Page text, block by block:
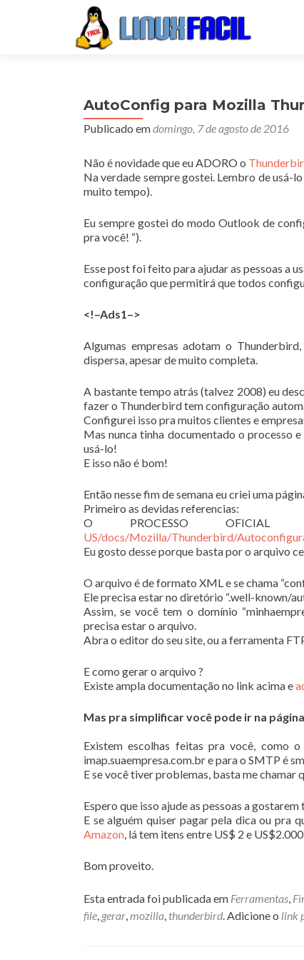
AutoConfig para Mozilla
Publicado emdomingo, 7 de agosto de 2016
Não é novidade que eu ADORO o
Na verdade sempre gostei. Lembro de usá-
muito tempo).
Eu sempre gostei do modo Outlook de
pra você! “).
Esse post foi feito para ajudar as pessoas a
configuração que permitirá que todos
<!–Ads1–>
Algumas empresas adotam o
dispersa, apesar de muito completa.
A bastante tempo atrás (talvez 2008) eu
fazer o Thunderbird tem configuração
Configurei isso pra muitos clientes e
Mas nunca tinha documentado o processo
usá-lo!
E isso não é bom!
Então nesse fim de semana eu criei uma
Primeiro as devidas referencias:
O PROCESSO
US/docs/Mozilla/Thunderbird/
Eu gosto desse porque basta por o arquivo
O arquivo é de formato XML e se chama
Ele precisa estar no diretório “.well-known/
Assim, se você tem o domínio
precisa estar o arquivo.
Abra o editor do seu site, ou a ferramenta
E como gerar o arquivo ?
Existe ampla documentação no link acima e
Mas pra simplificar você pode ir na página
Existem escolhas feitas pra você, como
imap.suaempresa.com.br e para o SMTP é
E se você tiver problemas, basta me chamar
Espero que isso ajude as pessoas a
E se alguém quiser pagar pela dica ou pra
Amazon, lá tem itens entre US$ 2 e US$2.000
Bom proveito.
Esta entrada foi publicada em Ferramentas,
file, gerar,mozilla, thunderbird. Adicione o link